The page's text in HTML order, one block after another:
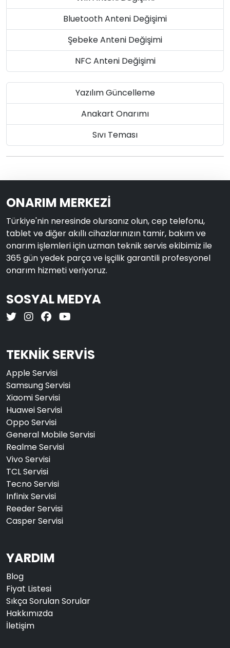
Bluetooth Anteni Değişimi
Şebeke Anteni Değişimi
NFC Anteni Değişimi
Yazılım Güncelleme
Anakart Onarımı
Sıvı Teması
ONARIM MERKEZİ
Türkiye'nin neresinde olursanız olun, cep telefonu,
tablet ve diğer akıllı cihazlarınızın tamir, bakım ve
onarım işlemleri için uzman teknik servis ekibimiz ile
365 gün yedek parça ve işçilik garantili profesyonel
onarım hizmeti veriyoruz.
SOSYAL MEDYA
TEKNİK SERVİS
Apple Servisi
Samsung Servisi
Xiaomi Servisi
Huawei Servisi
Oppo Servisi
General Mobile Servisi
Realme Servisi
Vivo Servisi
TCL Servisi
Tecno Servisi
Infinix Servisi
Reeder Servisi
Casper Servisi
YARDIM
Blog
Fiyat Listesi
Sıkça Sorulan Sorular
Hakkımızda
İletişim